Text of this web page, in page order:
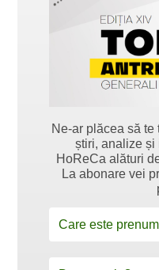
Ne-ar plăcea să
știri, analize și
HoReCa alături
La abonare vei